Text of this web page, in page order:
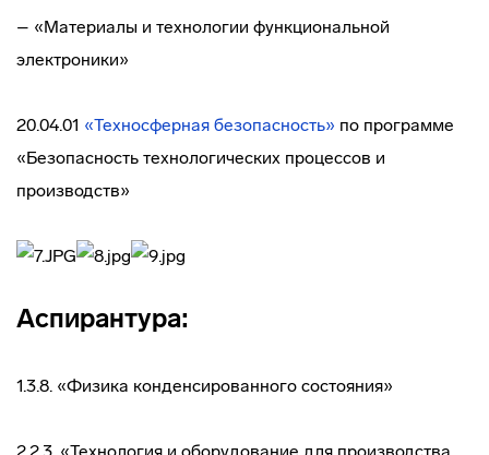
– «Материалы и технологии функциональной
электроники»
20.04.01 «Техносферная безопасность» по программе
«Безопасность технологических процессов и
производств»
Аспирантура:
1.3.8. «Физика конденсированного состояния»